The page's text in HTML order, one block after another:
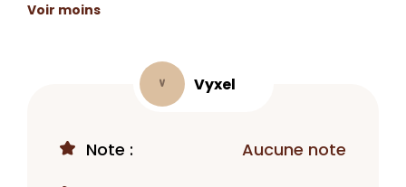
Voir moins
V Vyxel
Note : Aucune note